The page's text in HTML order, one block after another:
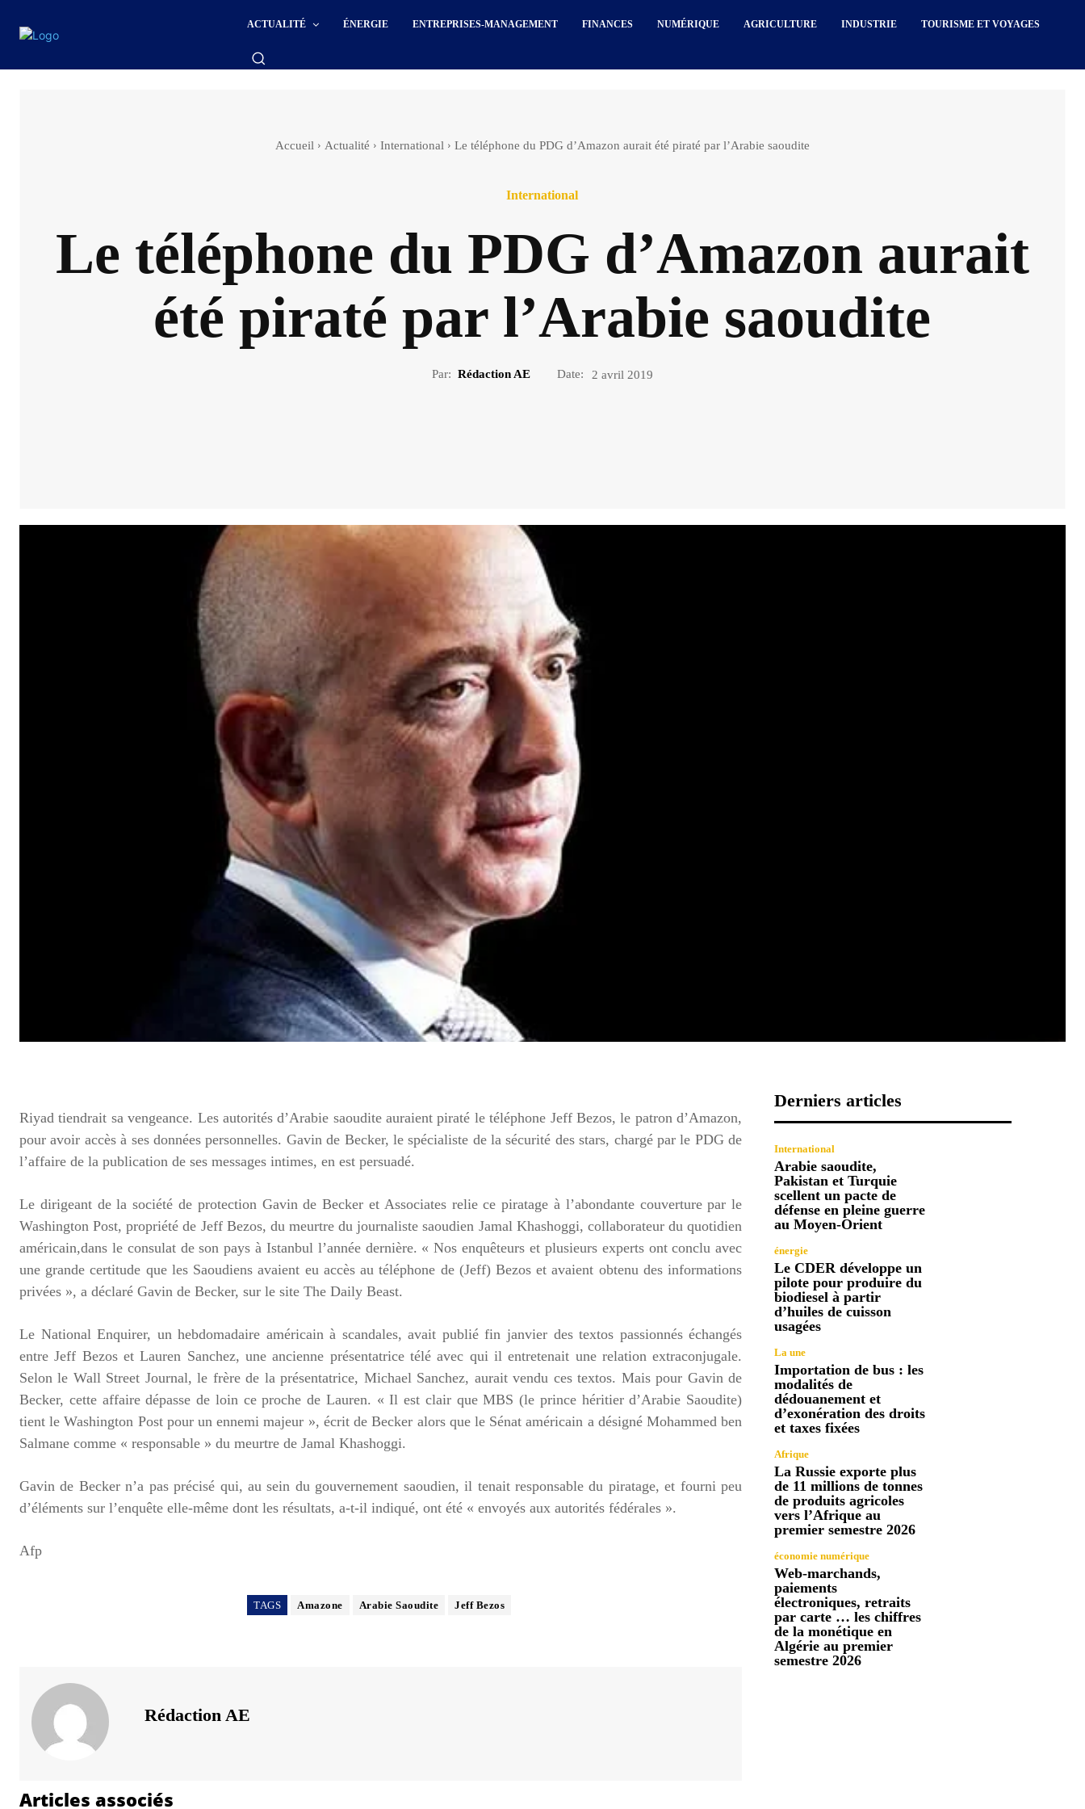
ACTUALITÉ ÉNERGIE ENTREPRISES-MANAGEMENT FINANCES NUMÉRIQUE AGRICULTURE INDUSTRIE TOURISME ET VOYAGES
Accueil Actualité International Le téléphone du PDG d’Amazon aurait été piraté par l’Arabie saoudite
International
Le téléphone du PDG d’Amazon aurait
été piraté par l’Arabie saoudite
Par: Rédaction AE Date: 2 avril 2019
Riyad tiendrait sa vengeance. Les autorités d’Arabie saoudite auraient piraté le téléphone Jeff Bezos, le patron d’Amazon,
pour avoir accès à ses données personnelles. Gavin de Becker, le spécialiste de la sécurité des stars, chargé par le PDG de
l’affaire de la publication de ses messages intimes, en est persuadé.
Le dirigeant de la société de protection Gavin de Becker et Associates relie ce piratage à l’abondante couverture par le
Washington Post, propriété de Jeff Bezos, dumeurtre du journaliste saoudien Jamal Khashoggi, collaborateur du quotidien
américain,dans le consulat de son pays à Istanbul l’année dernière. « Nos enquêteurs et plusieurs experts ont conclu avec
une grande certitude que les Saoudiens avaient eu accès au téléphone de (Jeff) Bezos et avaient obtenu des informations
privées », a déclaré Gavin de Becker, sur le site The Daily Beast.
Le National Enquirer, un hebdomadaire américain à scandales, avait publié fin janvier des textos passionnés échangés
entre Jeff Bezos et Lauren Sanchez, une ancienne présentatrice télé avec qui il entretenait une relation extraconjugale.
Selon le Wall Street Journal, le frère de la présentatrice, Michael Sanchez, aurait vendu ces textos. Mais pour Gavin de
Becker, cette affaire dépasse de loin ce proche de Lauren. « Il est clair que MBS (le prince héritier d’Arabie Saoudite)
tient le Washington Post pour un ennemi majeur », écrit de Becker alors que le Sénat américain a désigné Mohammed ben
Salmane comme « responsable » du meurtre de Jamal Khashoggi.
Gavin de Becker n’a pas précisé qui, au sein du gouvernement saoudien, il tenait responsable du piratage, et fourni peu
d’éléments sur l’enquête elle-même dont les résultats, a-t-il indiqué, ont été « envoyés aux autorités fédérales ».
Afp
TAGS Amazone Arabie Saoudite Jeff Bezos
Rédaction AE
Articles associés
Derniers articles
International
Arabie saoudite,
Pakistan et Turquie
scellent un pacte de
défense en pleine guerre
au Moyen-Orient
énergie
Le CDER développe un
pilote pour produire du
biodiesel à partir
d’huiles de cuisson
usagées
La une
Importation de bus : les
modalités de
dédouanement et
d’exonération des droits
et taxes fixées
Afrique
La Russie exporte plus
de 11 millions de tonnes
de produits agricoles
vers l’Afrique au
premier semestre 2026
économie numérique
Web-marchands,
paiements
électroniques, retraits
par carte … les chiffres
de la monétique en
Algérie au premier
semestre 2026